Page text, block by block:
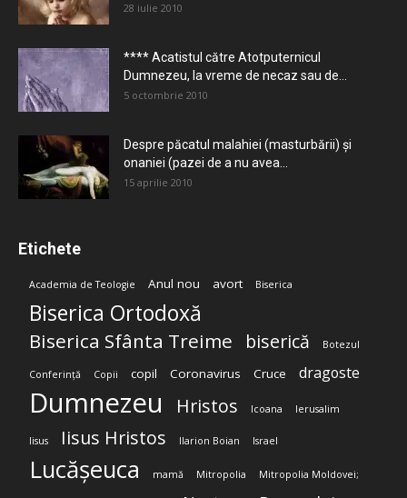
28 iulie 2010
**** Acatistul către Atotputernicul
Dumnezeu, la vreme de necaz sau de...
5 octombrie 2010
Despre păcatul malahiei (masturbării) şi
onaniei (pazei de a nu avea...
15 aprilie 2010
Etichete
Academia de Teologie Anul nou avort Biserica
Biserica Ortodoxă
Biserica Sfânta Treime biserică Botezul
Conferință Copii copil Coronavirus Cruce dragoste
Dumnezeu Hristos Icoana Ierusalim
Iisus Iisus Hristos Ilarion Boian Israel
Lucășeuca mamă Mitropolia Mitropolia Moldovei;